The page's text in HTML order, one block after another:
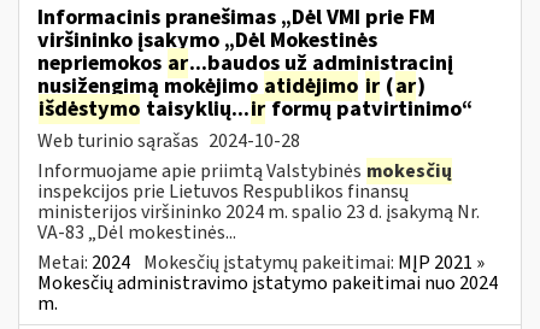
Informacinis pranešimas „Dėl VMI prie FM
viršininko įsakymo „Dėl Mokestinės
nepriemokos ar...baudos už administracinį
nusižengimą mokėjimo atidėjimo ir (ar)
išdėstymo taisyklių...irformų patvirtinimo“
Web turinio sąrašas 2024-10-28
Informuojame apie priimtą Valstybinės mokesčių
inspekcijos prie Lietuvos Respublikos finansų
ministerijos viršininko 2024 m. spalio 23 d. įsakymą Nr.
VA-83 „Dėl mokestinės...
Metai: 2024 Mokesčių įstatymų pakeitimai: MĮP 2021 »
Mokesčių administravimo įstatymo pakeitimai nuo 2024
m.